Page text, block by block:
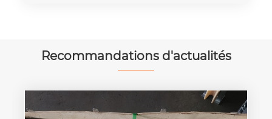
Recommandations d'actualités